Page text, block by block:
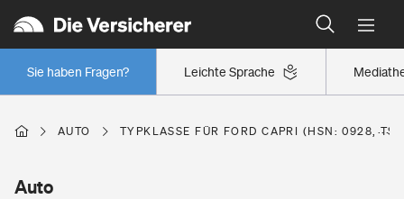
Leichte Sprache
Sie haben Fragen?
Wer versichert was: Jetzt Versicherer finden
Regionalklassen: So ist Ihre Region eingestuft
Wer versichert was: Jetzt Versicherer finden
AUTO TYPKLASSE FÜR FORD CAPRI (HSN: 0928,
Auto